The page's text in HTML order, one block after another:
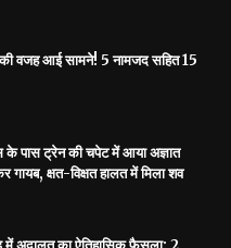
वजह आई सामने! 5 नामजद सहित 15
पास ट्रेन की चपेट में आया अज्ञात
क्षत-विक्षत हालत में मिला शव